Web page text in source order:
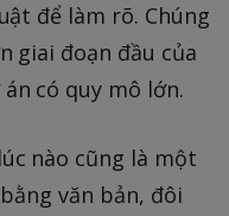
để làm rõ. Chúng
giai đoạn đầu của
có quy mô lớn.
nào cũng là một
văn bản, đôi